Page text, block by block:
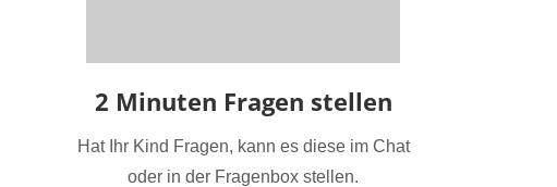
2 Minuten Fragen stellen
Hat Ihr Kind Fragen, kann es diese im Chat
oder in der Fragenbox stellen.